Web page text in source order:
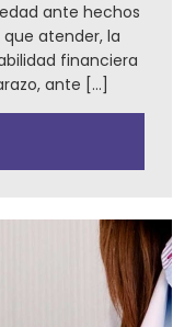
ante hechos
atender, la
financiera
ante […]